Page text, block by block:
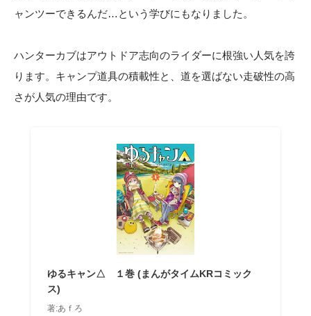
ャンツーできるんだ…という学びにもなりました。
ハンターカブはアウトドア志向のライダーに根強い人気を誇
ります。キャンプ道具の積載性と、道を選ばない走破性の高
さが人気の理由です。
ゆるキャン△ １巻 (まんがタイムKRコミック
ス)
著:あｆろ